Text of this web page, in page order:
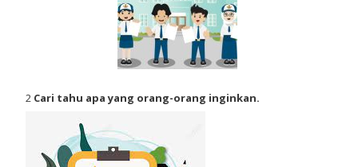
2 Cari tahu apa yang orang-orang inginkan.